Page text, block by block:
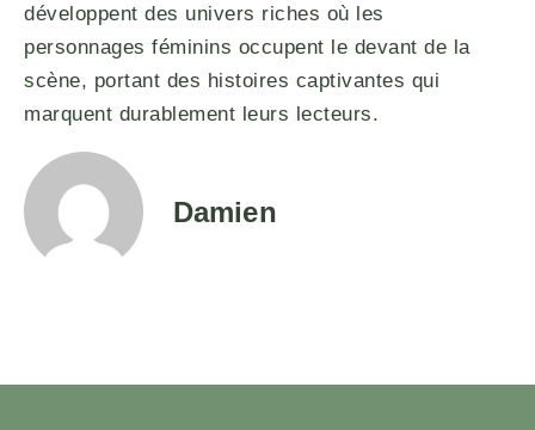
développent des univers riches où les
personnages féminins occupent le devant de la
scène, portant des histoires captivantes qui
marquent durablement leurs lecteurs.
Damien